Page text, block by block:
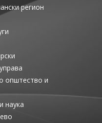
регион
општество и
наука